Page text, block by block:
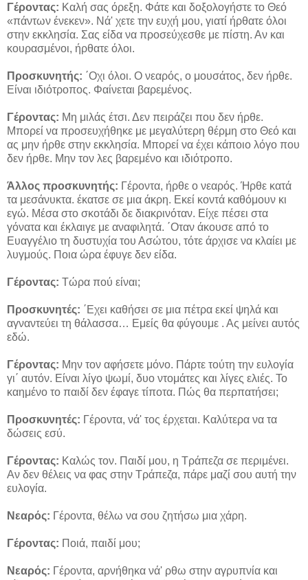
Γέροντας: Καλή σας όρεξη. Φάτε και δοξολογήστε το Θεό
«πάντων ένεκεν». Νά' χετε την ευχή μου, γιατί ήρθατε όλοι
στην εκκλησία. Σας είδα να προσεύχεσθε με πίστη. Αν και
κουρασμένοι, ήρθατε όλοι.
Προσκυνητής: ΄Οχι όλοι. Ο νεαρός, ο μουσάτος, δεν ήρθε.
Είναι ιδιότροπος. Φαίνεται βαρεμένος.
Γέροντας: Μη μιλάς έτσι. Δεν πειράζει που δεν ήρθε.
Μπορεί να προσευχήθηκε με μεγαλύτερη θέρμη στο Θεό και
ας μην ήρθε στην εκκλησία. Μπορεί να έχει κάποιο λόγο που
δεν ήρθε. Μην τον λες βαρεμένο και ιδιότροπο.
Άλλος προσκυνητής: Γέροντα, ήρθε ο νεαρός. Ήρθε κατά
τα μεσάνυκτα. έκατσε σε μια άκρη. Εκεί κοντά καθόμουν κι
εγώ. Μέσα στο σκοτάδι δε διακρινόταν. Είχε πέσει στα
γόνατα και έκλαιγε με αναφιλητά. ΄Οταν άκουσε από το
Ευαγγέλιο τη δυστυχία του Ασώτου, τότε άρχισε να κλαίει με
λυγμούς. Ποια ώρα έφυγε δεν είδα.
Γέροντας: Τώρα πού είναι;
Προσκυνητές: ΄Εχει καθήσει σε μια πέτρα εκεί ψηλά και
αγναντεύει τη θάλασσα… Εμείς θα φύγουμε . Ας μείνει αυτός
εδώ.
Γέροντας: Μην τον αφήσετε μόνο. Πάρτε τούτη την ευλογία
γι΄ αυτόν. Είναι λίγο ψωμί, δυο ντομάτες και λίγες ελιές. Το
καημένο το παιδί δεν έφαγε τίποτα. Πώς θα περπατήσει;
Προσκυνητές: Γέροντα, νά' τος έρχεται. Καλύτερα να τα
δώσεις εσύ.
Γέροντας: Καλώς τον. Παιδί μου, η Τράπεζα σε περιμένει.
Αν δεν θέλεις να φας στην Τράπεζα, πάρε μαζί σου αυτή την
ευλογία.
Νεαρός: Γέροντα, θέλω να σου ζητήσω μια χάρη.
Γέροντας: Ποιά, παιδί μου;
Νεαρός: Γέροντα, αρνήθηκα νά' ρθω στην αγρυπνία και